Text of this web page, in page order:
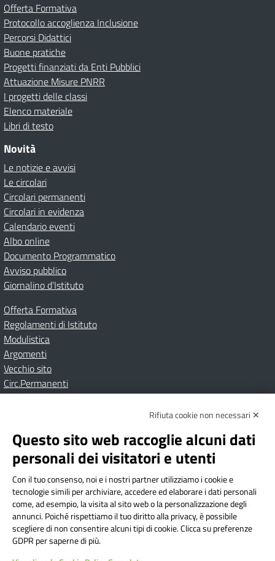
Offerta Formativa
Protocollo accoglienza Inclusione
Percorsi Didattici
Buone pratiche
Progetti finanziati da Enti Pubblici
Attuazione Misure PNRR
I progetti delle classi
Elenco materiale
Libri di testo
Novità
Le notizie e avvisi
Le circolari
Circolari permanenti
Circolari in evidenza
Calendario eventi
Albo online
Documento Programmatico
Avviso pubblico
Giornalino d’Istituto
Offerta Formativa
Regolamenti di Istituto
Modulistica
Argomenti
Vecchio sito
Circ.Permanenti
Albo onlinePrivacy Policy
Dichiarazione di accessibilità
Note Legali
Istituto Comprensivo Bricherasio
Via Cesare Bollea n. 3 - 10064 Bricherasio (TO) | P.E.O.:
toic84200d@istruzione.it | P.E.C.:
toic84200d@pec.istruzione.it
Codice Fiscale: 94544620019 | Cod. Meccanografico:
Rifiuta cookie non necessari ✕
Questo sito web raccoglie alcuni dati
personali dei visitatori e utenti
Con il tuo consenso, noi e i nostri partner utilizziamo i cookie e
tecnologie simili per archiviare, accedere ed elaborare i dati personali
come, ad esempio, la visita al sito web o la personalizzazione degli
annunci. Poiché rispettiamo il tuo diritto alla privacy, è possibile
scegliere di non consentire alcuni tipi di cookie. Clicca su preferenze
GDPR per saperne di più.